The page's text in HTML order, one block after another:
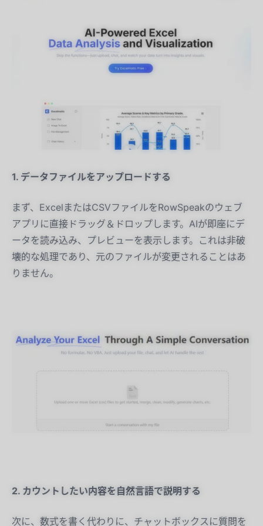
1. データファイルをアップロードする
まず、ExcelまたはCSVファイルをRowSpeakのウェブ
アプリに直接ドラッグ＆ドロップします。AIが即座にデ
ータを読み込み、プレビューを表示します。これは非破
壊的な処理であり、元のファイルが変更されることはあ
りません。
2. カウントしたい内容を自然言語で説明する
次に、数式を書く代わりに、チャットボックスに質問を